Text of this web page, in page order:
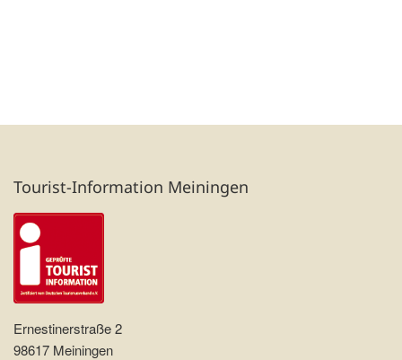
Tourist-Information Meiningen
Ernestinerstraße 2
98617 Meiningen